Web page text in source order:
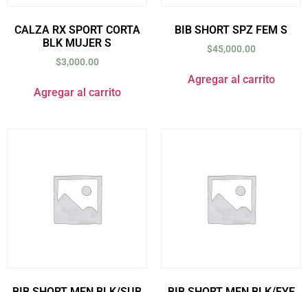
CALZA RX SPORT CORTA
BLK MUJER S
$3,000.00
Agregar al carrito
BIB SHORT SPZ FEM S
$45,000.00
Agregar al carrito